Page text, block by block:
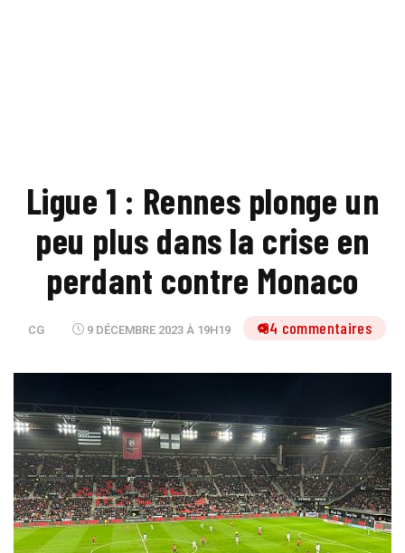
Ligue 1 : Rennes plonge un
peu plus dans la crise en
perdant contre Monaco
CG 9 DÉCEMBRE 2023 À 19H19 94 commentaires